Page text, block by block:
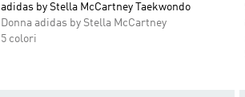
adidas by Stella McCartney Taekwondo
Donna adidas by Stella McCartney
5 colori